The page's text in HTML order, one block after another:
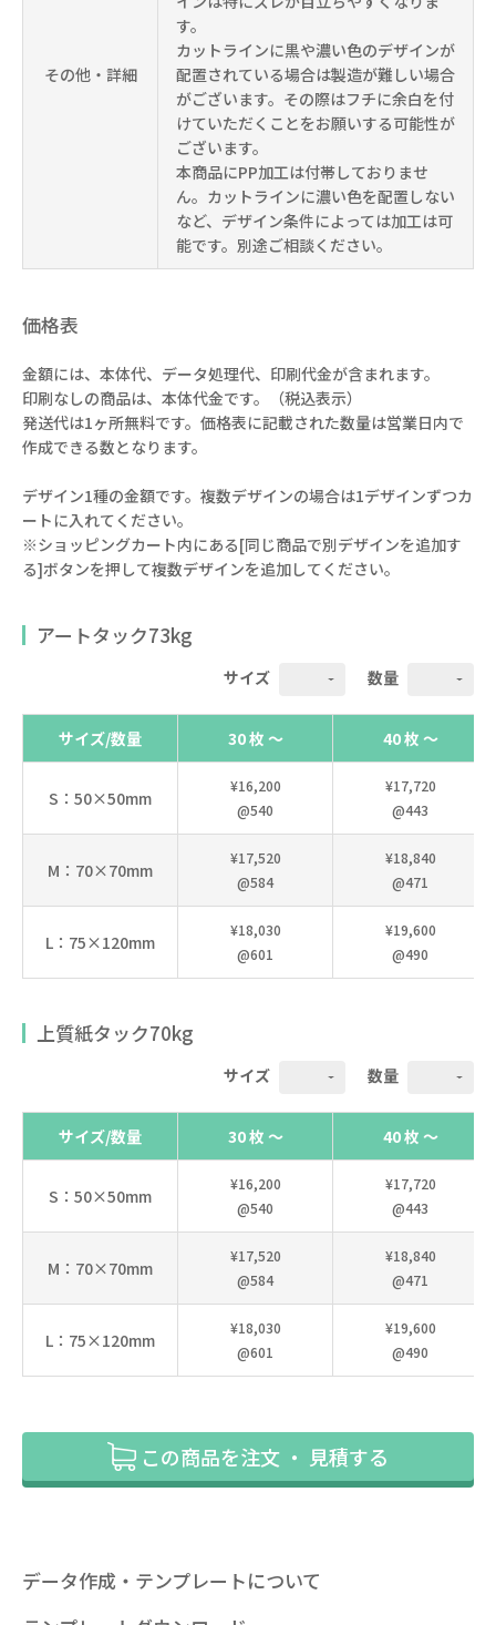
その他・詳細
す。
カットラインに黒や濃い色のデザインが
配置されている場合は製造が難しい場合
がございます。その際はフチに余白を付
けていただくことをお願いする可能性が
ございます。
本商品にPP加工は付帯しておりませ
ん。カットラインに濃い色を配置しない
など、デザイン条件によっては加工は可
能です。別途ご相談ください。
価格表
金額には、本体代、データ処理代、印刷代金が含まれます。
印刷なしの商品は、本体代金です。（税込表示）
発送代は1ヶ所無料です。価格表に記載された数量は営業日内で
作成できる数となります。
デザイン1種の金額です。複数デザインの場合は1デザインずつカ
ートに入れてください。
※ショッピングカート内にある[同じ商品で別デザインを追加す
る]ボタンを押して複数デザインを追加してください。
アートタック73kg
サイズ 数量
サイズ/数量 30 枚 ～ 40 枚 ～
S：50×50mm
¥16,200
@540
¥17,720
@443
M：70×70mm
¥17,520
@584
¥18,840
@471
L：75×120mm
¥18,030
@601
¥19,600
@490
上質紙タック70kg
サイズ 数量
サイズ/数量 30 枚 ～ 40 枚 ～
S：50×50mm
¥16,200
@540
¥17,720
@443
M：70×70mm
¥17,520
@584
¥18,840
@471
L：75×120mm
¥18,030
@601
¥19,600
@490
この商品を注文 ・ 見積する
データ作成・テンプレートについて